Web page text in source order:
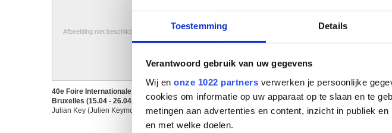
Toestemming Details
Verantwoord gebruik van uw gegevens
Wij en onze 1022 partners verwerken je persoonlijke
cookies om informatie op uw apparaat op te slaan en te
metingen aan advertenties en content, inzicht in publiek
en met welke doelen.
Afbeelding niet beschikbaar
40e Foire Internationale
Bruxelles (15.04 - 26.04.1967)
Julian Key (Julien Keymolen)
40e Foire Internationale
Bruxelles (15.04 - 26.04.1976)
Julian Key (Julien Keymolen)
40ste Internationale
Jaarbeurs Brussel (15.04 -
26.04.1967)